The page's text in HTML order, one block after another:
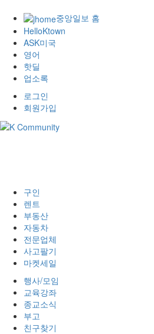
중앙일보 홈
HelloKtown
ASK미국
영어
핫딜
업소록
로그인
회원가입
구인
렌트
부동산
자동차
전문업체
사고팔기
마켓세일
행사/모임
교육강좌
종교소식
부고
친구찾기